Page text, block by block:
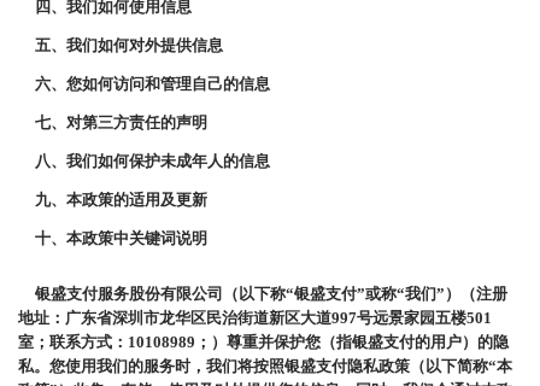
四、我们如何使用信息
五、我们如何对外提供信息
六、您如何访问和管理自己的信息
七、对第三方责任的声明
八、我们如何保护未成年人的信息
九、本政策的适用及更新
十、本政策中关键词说明
银盛支付服务股份有限公司（以下称“银盛支付”或称“我们”）（注册
地址：广东省深圳市龙华区民治街道新区大道997号远景家园五楼501
室；联系方式：10108989；）尊重并保护您（指银盛支付的用户）的隐
私。您使用我们的服务时，我们将按照银盛支付隐私政策（以下简称“本